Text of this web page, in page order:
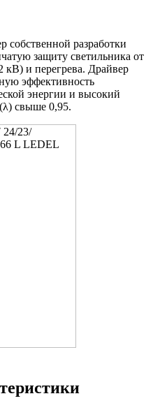
собственной разработки
защиту светильника от
кВ) и перегрева. Драйвер
эффективность
энергии и высокий
свыше 0,95.